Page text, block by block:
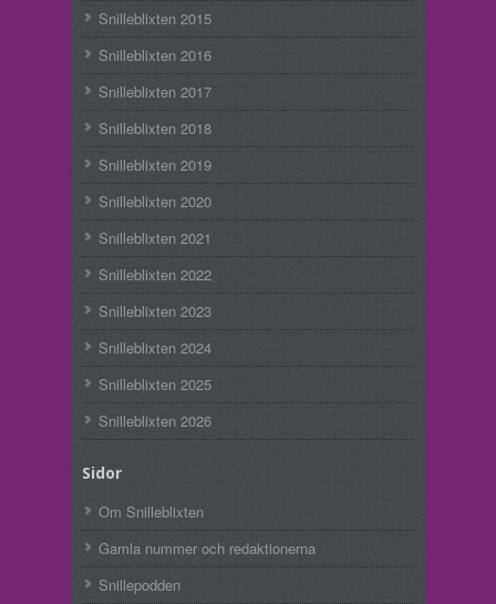
Snilleblixten 2015
Snilleblixten 2016
Snilleblixten 2017
Snilleblixten 2018
Snilleblixten 2019
Snilleblixten 2020
Snilleblixten 2021
Snilleblixten 2022
Snilleblixten 2023
Snilleblixten 2024
Snilleblixten 2025
Snilleblixten 2026
Sidor
Om Snilleblixten
Gamla nummer och redaktionerna
Snillepodden